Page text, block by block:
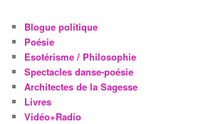
Blogue politique
Poésie
Esotérisme / Philosophie
Spectacles danse-poésie
Architectes de la Sagesse
Livres
Vidéo+Radio